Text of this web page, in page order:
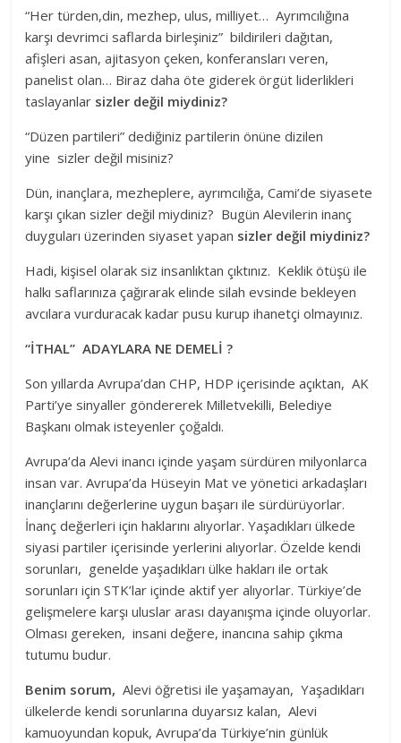
“Her türden,din, mezhep, ulus, milliyet… Ayrımcılığına
karşı devrimci saflarda birleşiniz” bildirileri dağıtan,
afişleri asan, ajitasyon çeken, konferansları veren,
panelist olan… Biraz daha öte giderek örgüt liderlikleri
taslayanlar sizler değil miydiniz?
“Düzen partileri” dediğiniz partilerin önüne dizilen
yine sizler değil misiniz?
Dün, inançlara, mezheplere, ayrımcılığa, Cami’de siyasete
karşı çıkan sizler değil miydiniz? Bugün Alevilerin inanç
duyguları üzerinden siyaset yapan sizler değil miydiniz?
Hadi, kişisel olarak siz insanlıktan çıktınız. Keklik ötüşü ile
halkı saflarınıza çağırarak elinde silah evsinde bekleyen
avcılara vurduracak kadar pusu kurup ihanetçi olmayınız.
“İTHAL” ADAYLARA NE DEMELİ ?
Son yıllarda Avrupa’dan CHP, HDP içerisinde açıktan, AK
Parti’ye sinyaller göndererek Milletvekilli, Belediye
Başkanı olmak isteyenler çoğaldı.
Avrupa’da Alevi inancı içinde yaşam sürdüren milyonlarca
insan var. Avrupa’da Hüseyin Mat ve yönetici arkadaşları
inançlarını değerlerine uygun başarı ile sürdürüyorlar.
İnanç değerleri için haklarını alıyorlar. Yaşadıkları ülkede
siyasi partiler içerisinde yerlerini alıyorlar. Özelde kendi
sorunları, genelde yaşadıkları ülke hakları ile ortak
sorunları için STK’lar içinde aktif yer alıyorlar. Türkiye’de
gelişmelere karşı uluslar arası dayanışma içinde oluyorlar.
Olması gereken, insani değere, inancına sahip çıkma
tutumu budur.
Benim sorum, Alevi öğretisi ile yaşamayan, Yaşadıkları
ülkelerde kendi sorunlarına duyarsız kalan, Alevi
kamuoyundan kopuk, Avrupa’da Türkiye’nin günlük